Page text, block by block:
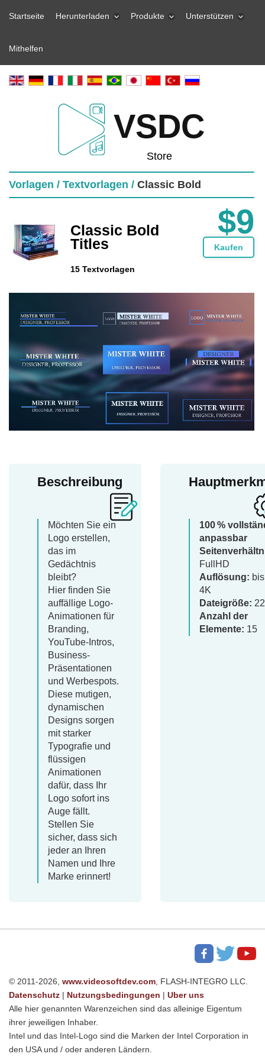
Startseite Herunterladen Produkte Unterstützen
Mithelfen
VSDC
Store
Vorlagen / Textvorlagen / Classic Bold
Classic Bold
Titles
15 Textvorlagen
$9
Kaufen
Beschreibung
Möchten Sie ein
Logo erstellen,
das im
Gedächtnis
bleibt?
Hier finden Sie
auffällige Logo-
Animationen für
Branding,
YouTube-Intros,
Business-
Präsentationen
und Werbespots.
Diese mutigen,
dynamischen
Designs sorgen
mit starker
Typografie und
flüssigen
Animationen
dafür, dass Ihr
Logo sofort ins
Auge fällt.
Stellen Sie
sicher, dass sich
jeder an Ihren
Namen und Ihre
Marke erinnert!
100 %
anpassbar
FullHD
Auflösung:
4K
Dateigröße:
Anzahl der
Elemente: 15
© 2011-2026, www.videosoftdev.com , FLASH-INTEGRO LLC.
Datenschutz | Nutzungsbedingungen | Uber uns
Alle hier genannten Warenzeichen sind das alleinige Eigentum
ihrer jeweiligen Inhaber.
Intel und das Intel-Logo sind die Marken der Intel Corporation in
den USA und / oder anderen Ländern.